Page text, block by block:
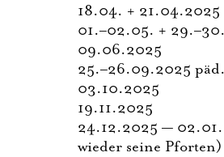
18.04. + 21.04.2025
01.–02.05. +
09.06.2025
25.–26.09.2025 päd.
03.10.2025
19.11.2025
24.12.2025 —
wie­der sei­ne Pforten)